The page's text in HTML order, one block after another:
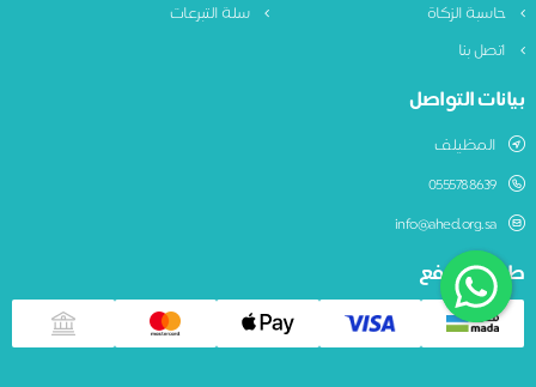
حاسبة الزكاة
سلة التبرعات
اتصل بنا
بيانات التواصل
المظيلف
0555788639
info@ahed.org.sa
طريقة الدفع